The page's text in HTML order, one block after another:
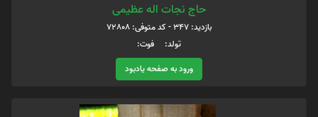
حاج نجات اله عظیمی
بازدید: 347 - کد متوفی: 72808
تولد: فوت:
ورود به صفحه یادبود